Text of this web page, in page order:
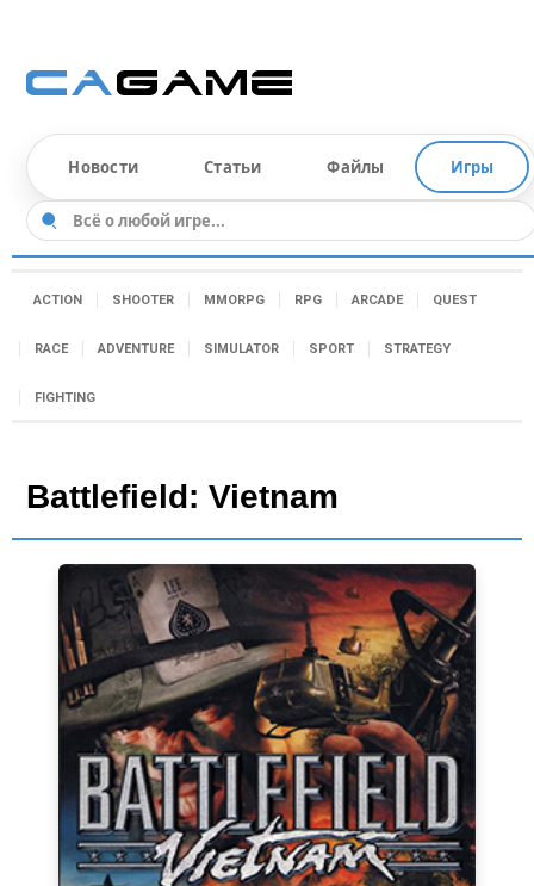
Новости Статьи Файлы Игры
ACTION SHOOTER MMORPG RPG ARCADE QUEST
RACE ADVENTURE SIMULATOR SPORT STRATEGY
FIGHTING
Battlefield: Vietnam